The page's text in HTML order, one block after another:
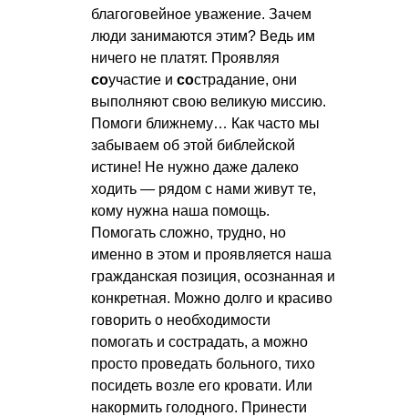
благоговейное уважение. Зачем
люди занимаются этим? Ведь им
ничего не платят. Проявляя
соучастие и сострадание, они
выполняют свою великую миссию.
Помоги ближнему… Как часто мы
забываем об этой библейской
истине! Не нужно даже далеко
ходить — рядом с нами живут те,
кому нужна наша помощь.
Помогать сложно, трудно, но
именно в этом и проявляется наша
гражданская позиция, осознанная и
конкретная. Можно долго и красиво
говорить о необходимости
помогать и сострадать, а можно
просто проведать больного, тихо
посидеть возле его кровати. Или
накормить голодного. Принести